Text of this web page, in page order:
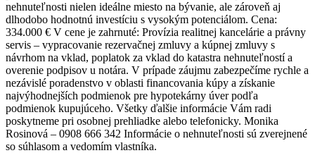
nehnuteľnosti nielen ideálne miesto na bývanie, ale zároveň aj
dlhodobo hodnotnú investíciu s vysokým potenciálom. Cena:
334.000 € V cene je zahrnuté: Provízia realitnej kancelárie a právny
servis – vypracovanie rezervačnej zmluvy a kúpnej zmluvy s
návrhom na vklad, poplatok za vklad do katastra nehnuteľností a
overenie podpisov u notára. V prípade záujmu zabezpečíme rychle a
nezávislé poradenstvo v oblasti financovania kúpy a získanie
najvýhodnejších podmienok pre hypotekárny úver podľa
podmienok kupujúceho. Všetky ďalšie informácie Vám radi
poskytneme pri osobnej prehliadke alebo telefonicky. Monika
Rosinová – 0908 666 342 Informácie o nehnuteľnosti sú zverejnené
so súhlasom a vedomím vlastníka.